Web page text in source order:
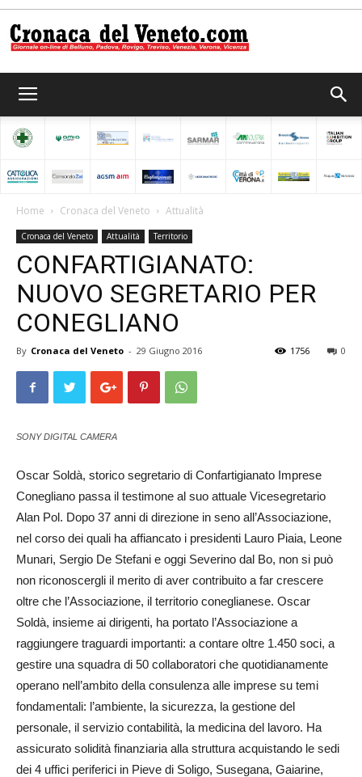
del
Veneto
Home Cronaca del Veneto Attualità
Cronaca del Veneto Attualità Territorio
CONFARTIGIANATO:
NUOVO SEGRETARIO PER
CONEGLIANO
By Cronaca del Veneto - 29 Giugno 2016 0
1756
SONY DIGITAL CAMERA
Oscar Soldà, storico segretario di Confartigianato Imprese
Cone­gliano passa il testimone al suo attuale Vicesegretario
Alan Pol. Dopo 37 anni di direzione in seno all’Associazione,
nel corso dei quali ha affiancato i presidenti Lauro Piaia, Leone
Mu­nari, Sergio De Stefani e oggi Se­verino dal Bo, non si può
non riconoscergli il merito di aver contribuito a far crescere
oltre che l’Associazione, il territorio coneglianese. Oscar
Soldà, in­sieme ai dirigenti, ha portato l’As­socia­zione a
raggiungere traguardi importanti: a contare oltre 1.450 soci, a
gestire una squadra di 50 collaboratori che quotidianamente
operano nell’ambito della consulenza alle imprese su temi
fondamentali: l’ambiente, la sicurezza, la gestione del
personale, il servizio contabilità, la medicina del lavoro. Ha
assicurato solidità finanziaria alla struttura acquistando le sedi
dei 4 uffici periferici in Pieve di Soligo, Suse­gana, Gaiarine,